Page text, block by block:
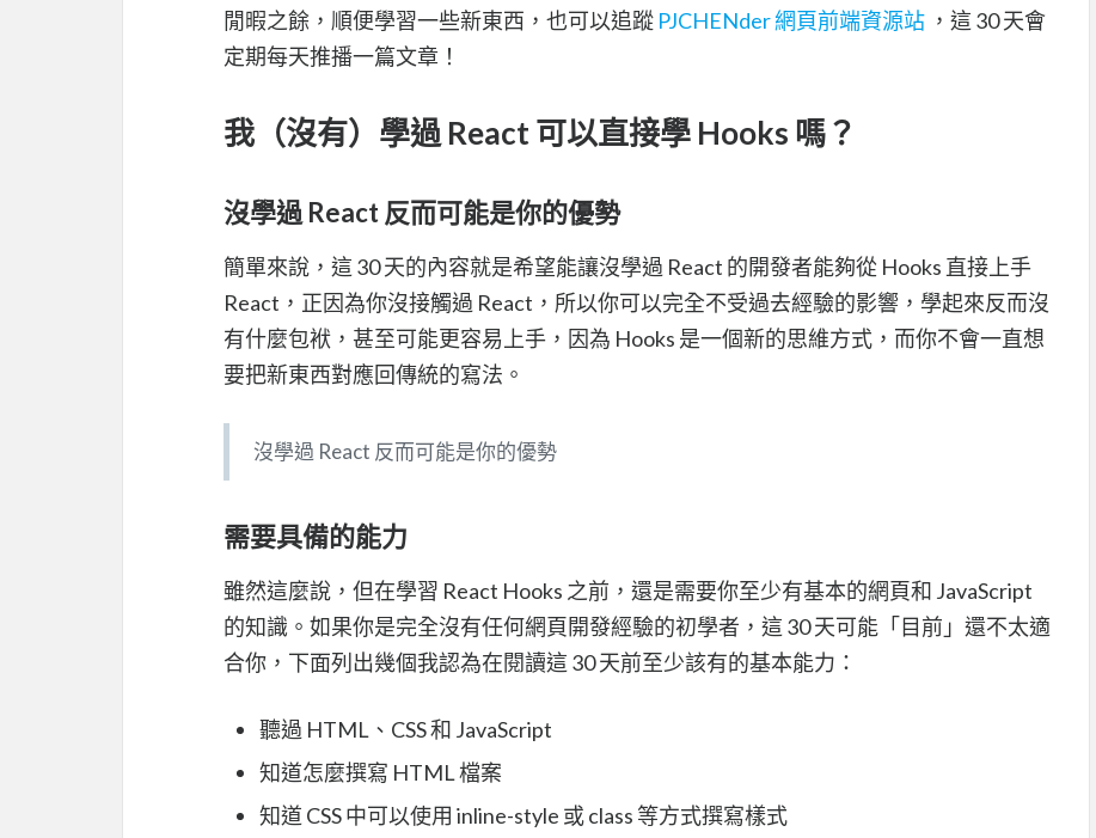
閒暇之餘，順便學習一些新東西，也可以追蹤 PJCHENder 網頁前端資源站 ，這 30 天會
定期每天推播一篇文章！
我（沒有）學過 React 可以直接學 Hooks 嗎？
沒學過 React 反而可能是你的優勢
簡單來說，這 30 天的內容就是希望能讓沒學過 React 的開發者能夠從 Hooks 直接上手
React，正因為你沒接觸過 React，所以你可以完全不受過去經驗的影響，學起來反而沒
有什麼包袱，甚至可能更容易上手，因為 Hooks 是一個新的思維方式，而你不會一直想
要把新東西對應回傳統的寫法。
沒學過 React 反而可能是你的優勢
需要具備的能力
雖然這麼說，但在學習 React Hooks 之前，還是需要你至少有基本的網頁和 JavaScript
的知識。如果你是完全沒有任何網頁開發經驗的初學者，這 30 天可能「目前」還不太適
合你，下面列出幾個我認為在閱讀這 30 天前至少該有的基本能力：
聽過 HTML、CSS 和 JavaScript
知道怎麼撰寫 HTML 檔案
知道 CSS 中可以使用 inline-style 或 class 等方式撰寫樣式